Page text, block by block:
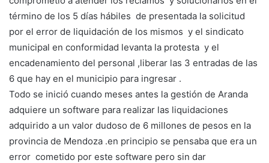
término de los 5 días hábiles de presentada la solicitud
por el error de liquidación de los mismos y el sindicato
municipal en conformidad levanta la protesta y el
encadenamiento del personal ,liberar las 3 entradas de las
6 que hay en el municipio para ingresar .
Todo se inició cuando meses antes la gestión de Aranda
adquiere un software para realizar las liquidaciones
adquirido a un valor dudoso de 6 millones de pesos en la
provincia de Mendoza .en principio se pensaba que era un
error cometido por este software pero sin dar